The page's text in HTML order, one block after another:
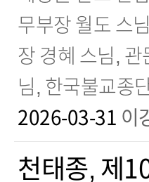
무부장 월도 스
장 경혜 스님,
님, 한국불교종
2026-03-31 이
천태종, 제